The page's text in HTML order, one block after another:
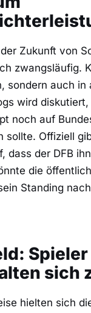
Zukunft von
zwangsläufig.
sondern auch in
wird
noch auf
sollte. Offiziell
dass der DFB
die
Standing
sich
hielten sich